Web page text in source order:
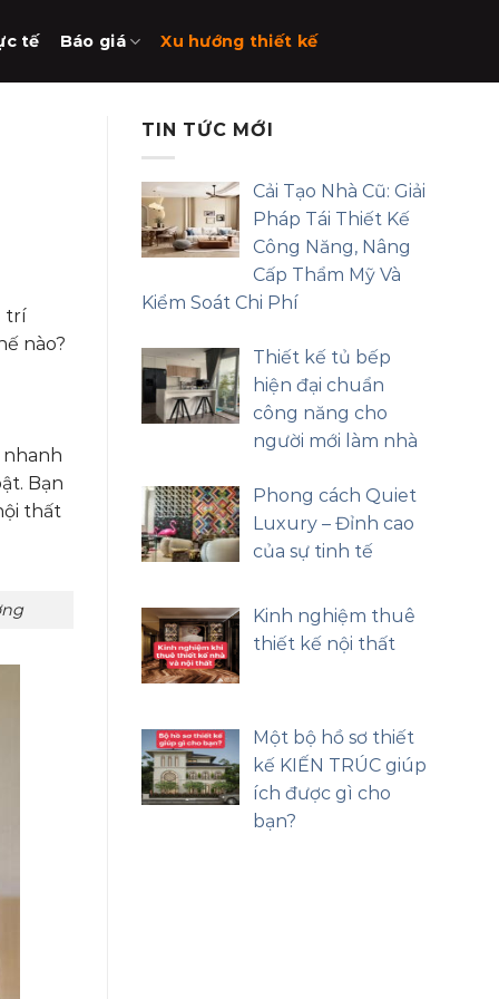
tế Báo giá Xu hướng thiết kế
trí
nào?
nhanh
Bạn
thất
TIN TỨC MỚI
Cải Tạo Nhà Cũ: Giải
Pháp Tái Thiết Kế
Công Năng, Nâng
Cấp Thẩm Mỹ Và
Kiểm Soát Chi Phí
Thiết kế tủ bếp
hiện đại chuẩn
công năng cho
người mới làm nhà
Phong cách Quiet
Luxury – Đỉnh cao
của sự tinh tế
Kinh nghiệm thuê
thiết kế nội thất
Một bộ hồ sơ thiết
kế KIẾN TRÚC giúp
ích được gì cho
bạn?